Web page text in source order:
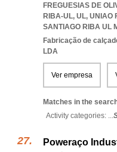
FREGUESIAS DE
RIBA-UL, UL, UNIAO
SANTIAGO RIBA UL
Fabricação de
LDA
Ver empresa
Matches in the
Activity categories: ...
Poweraço